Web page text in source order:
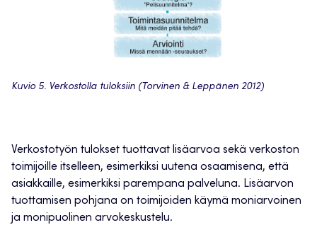
Kuvio 5. Verkostolla tuloksiin (Torvinen & Leppänen 2012)
Verkostotyön tulokset tuottavat lisäarvoa sekä verkoston
toimijoille itselleen, esimerkiksi uutena osaamisena, että
asiakkaille, esimerkiksi parempana palveluna. Lisäarvon
tuottamisen pohjana on toimijoiden käymä moniarvoinen
ja monipuolinen arvokeskustelu.